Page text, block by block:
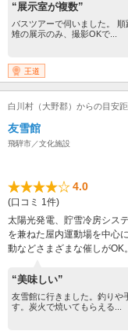
“展示室が複数”
バスツアーで伺いました。
雉の展示のみ、撮影OKで...
王道
白川村（大野郡）からの目安
友雪館
飛騨市／文化施設
4.0
(口コミ 1件)
太陽光発電、貯雪冷房シス
を兼ねた屋内運動場を中心
動などさまざまな催しがOK
“美味しい”
友雪館に行きました。釣りや
す。炭火で焼いてもらえる...